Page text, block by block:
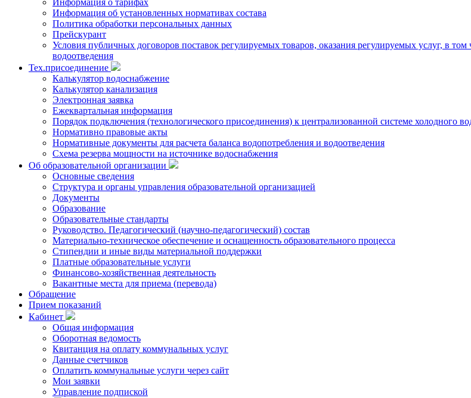
Информация о тарифах
Информация об установленных нормативах состава
Политика обработки персональных данных
Прейскурант
Условия публичных договоров поставок регулируемых товаров, оказания регулируемых услуг, в
водоотведения
Тех.присоединение
Калькулятор водоснабжение
Калькулятор канализация
Электронная заявка
Ежеквартальная информация
Порядок подключения (технологического присоединения) к централизованной системе холодного
Нормативно правовые акты
Нормативные документы для расчета баланса водопотребления и водоотведения
Схема резерва мощности на источнике водоснабжения
Об образовательной организации
Основные сведения
Структура и органы управления образовательной организацией
Документы
Образование
Образовательные стандарты
Руководство. Педагогический (научно-педагогический) состав
Материально-техническое обеспечение и оснащенность образовательного процесса
Стипендии и иные виды материальной поддержки
Платные образовательные услуги
Финансово-хозяйственная деятельность
Вакантные места для приема (перевода)
Обращение
Прием показаний
Кабинет
Общая информация
Оборотная ведомость
Квитанция на оплату коммунальных услуг
Данные счетчиков
Оплатить коммунальные услуги через сайт
Мои заявки
Управление подпиской